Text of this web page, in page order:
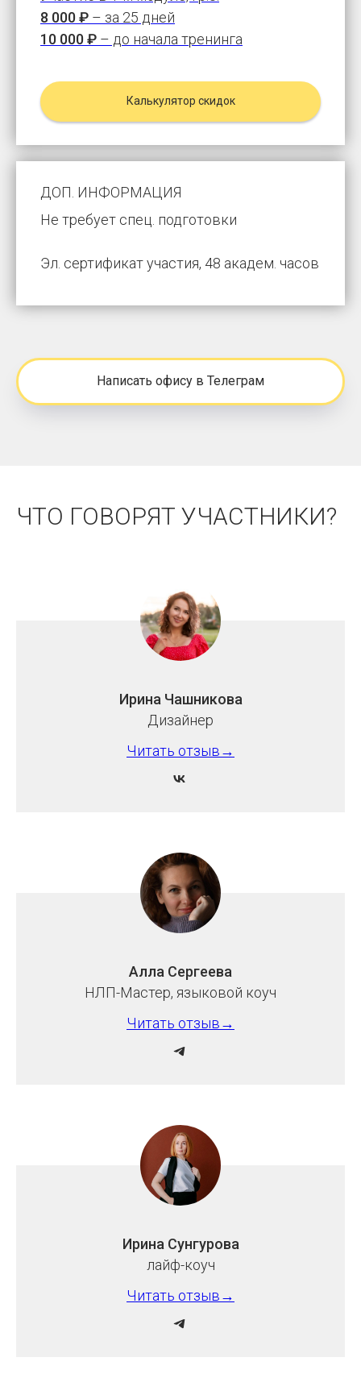
8 000 ₽ – за 25 дней
10 000 ₽ – до начала тренинга
Калькулятор скидок
ДОП. ИНФОРМАЦИЯ
Не требует спец. подготовки
Эл. сертификат участия, 48 академ. часов
Написать офису в Телеграм
ЧТО ГОВОРЯТ УЧАСТНИКИ?
Ирина Чашникова
Дизайнер
Читать отзыв→
Алла Сергеева
НЛП-Мастер, языковой коуч
Читать отзыв→
Ирина Сунгурова
лайф-коуч
Читать отзыв→